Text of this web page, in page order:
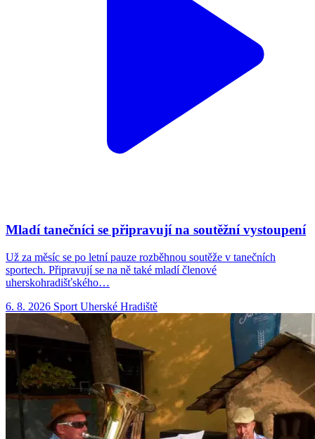
Mladí tanečníci se připravují na soutěžní vystoupení
Už za měsíc se po letní pauze rozběhnou soutěže v tanečních
sportech. Připravují se na ně také mladí členové
uherskohradišťského…
6. 8. 2026 Sport Uherské Hradiště